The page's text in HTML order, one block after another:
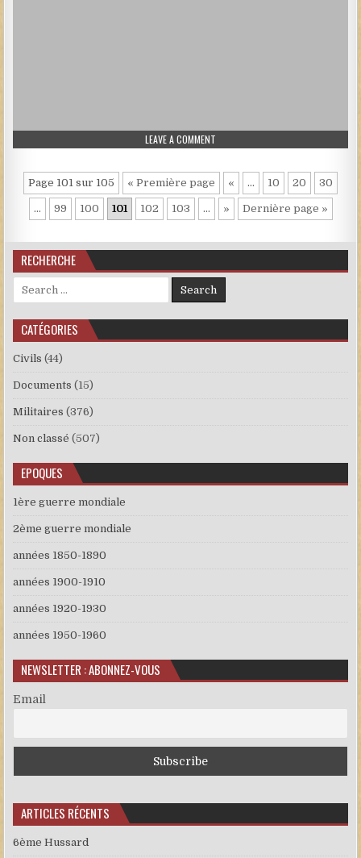
LEAVE A COMMENT
Page 101 sur 105 « Première page « … 10 20 30
… 99 100 101 102 103 … » Dernière page »
RECHERCHE
Search for:
CATÉGORIES
Civils (44)
Documents (15)
Militaires (376)
Non classé (507)
EPOQUES
1ère guerre mondiale
2ème guerre mondiale
années 1850-1890
années 1900-1910
années 1920-1930
années 1950-1960
NEWSLETTER : ABONNEZ-VOUS
Email
ARTICLES RÉCENTS
6ème Hussard